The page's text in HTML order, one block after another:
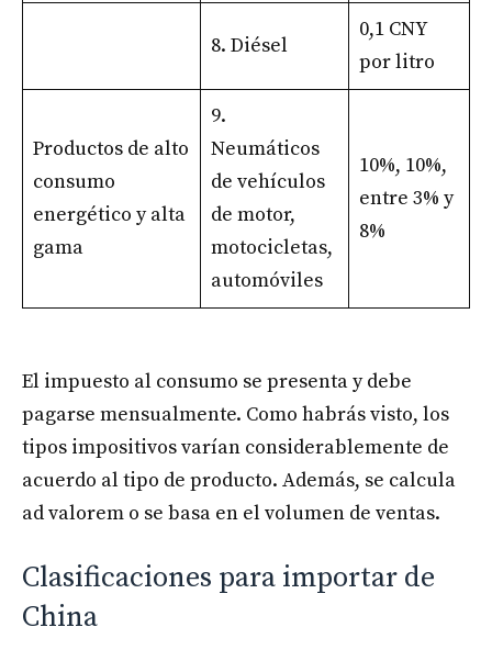
8. Diésel
0,1 CNY
por litro
Productos de alto
consumo
energético y alta
gama
9.
Neumáticos
de vehículos
de motor,
motocicletas,
automóviles
10%, 10%,
entre 3% y
8%
El impuesto al consumo se presenta y debe
pagarse mensualmente. Como habrás visto, los
tipos impositivos varían considerablemente de
acuerdo al tipo de producto. Además, se calcula
ad valorem o se basa en el volumen de ventas.
Clasificaciones para importar de
China